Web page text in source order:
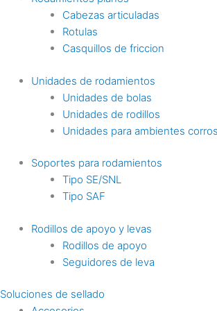
Cabezas articuladas
Rotulas
Casquillos de friccion
Unidades de rodamientos
Unidades de bolas
Unidades de rodillos
Unidades para ambientes
Soportes para rodamientos
Tipo SE/SNL
Tipo SAF
Rodillos de apoyo y levas
Rodillos de apoyo
Seguidores de leva
Soluciones de sellado